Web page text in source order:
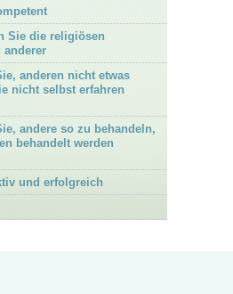
Sie die religiösen
anderer
anderen nicht etwas
nicht selbst erfahren
andere so zu behandeln,
behandelt werden
und erfolgreich